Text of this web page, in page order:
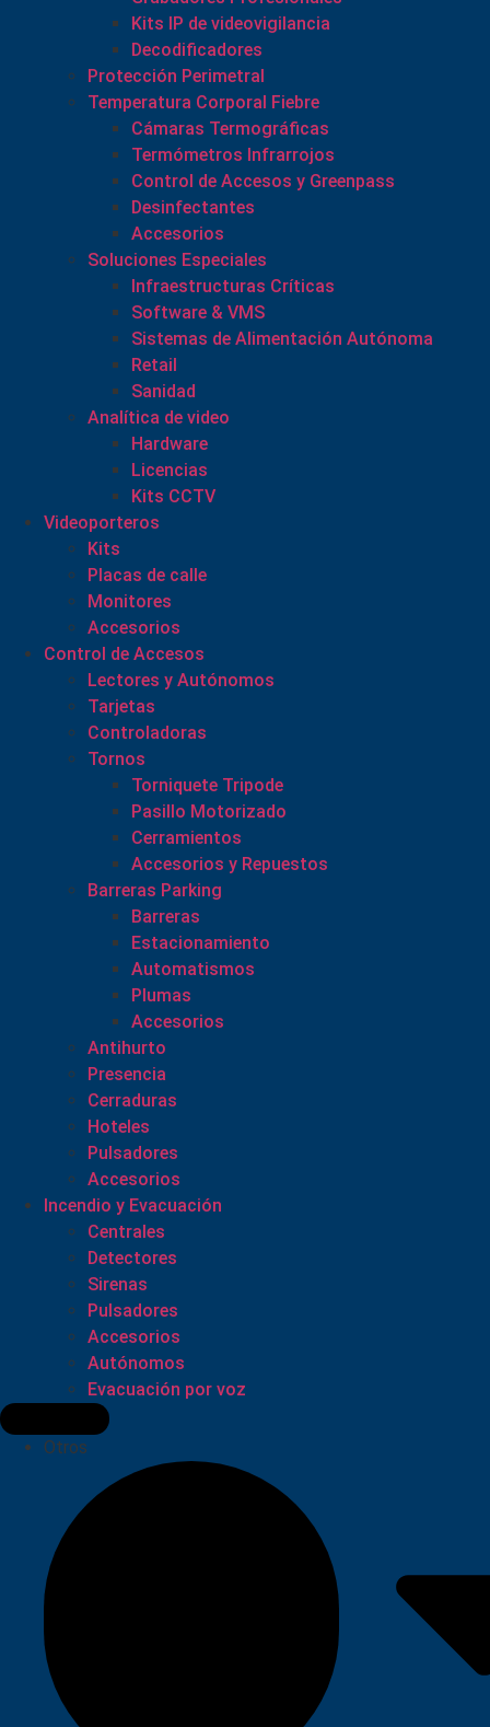
Kits IP de videovigilancia
Decodificadores
Protección Perimetral
Temperatura Corporal Fiebre
Cámaras Termográficas
Termómetros Infrarrojos
Control de Accesos y Greenpass
Desinfectantes
Accesorios
Soluciones Especiales
Infraestructuras Críticas
Software & VMS
Sistemas de Alimentación Autónoma
Retail
Sanidad
Analítica de video
Hardware
Licencias
Kits CCTV
Videoporteros
Kits
Placas de calle
Monitores
Accesorios
Control de Accesos
Lectores y Autónomos
Tarjetas
Controladoras
Tornos
Torniquete Tripode
Pasillo Motorizado
Cerramientos
Accesorios y Repuestos
Barreras Parking
Barreras
Estacionamiento
Automatismos
Plumas
Accesorios
Antihurto
Presencia
Cerraduras
Hoteles
Pulsadores
Accesorios
Incendio y Evacuación
Centrales
Detectores
Sirenas
Pulsadores
Accesorios
Autónomos
Evacuación por voz
Otros